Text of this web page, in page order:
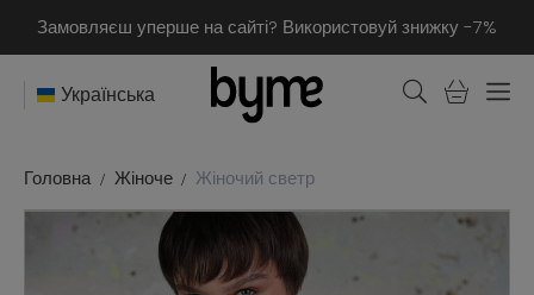
Замовляєш уперше на сайті? Використовуй знижку -7%
Українська
Головна Жіноче Жіночий светр